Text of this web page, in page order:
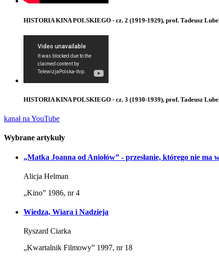
HISTORIA KINA POLSKIEGO - cz. 2 (1919-1929), prof. Tadeusz
HISTORIA KINA POLSKIEGO - cz. 3 (1930-1939), prof. Tadeusz
kanał na YouTube
Wybrane artykuły
„Matka Joanna od Aniołów” - przesłanie, którego nie ma
Alicja Helman
„Kino” 1986, nr 4
Wiedza, Wiara i Nadzieja
Ryszard Ciarka
„Kwartalnik Filmowy” 1997, nr 18